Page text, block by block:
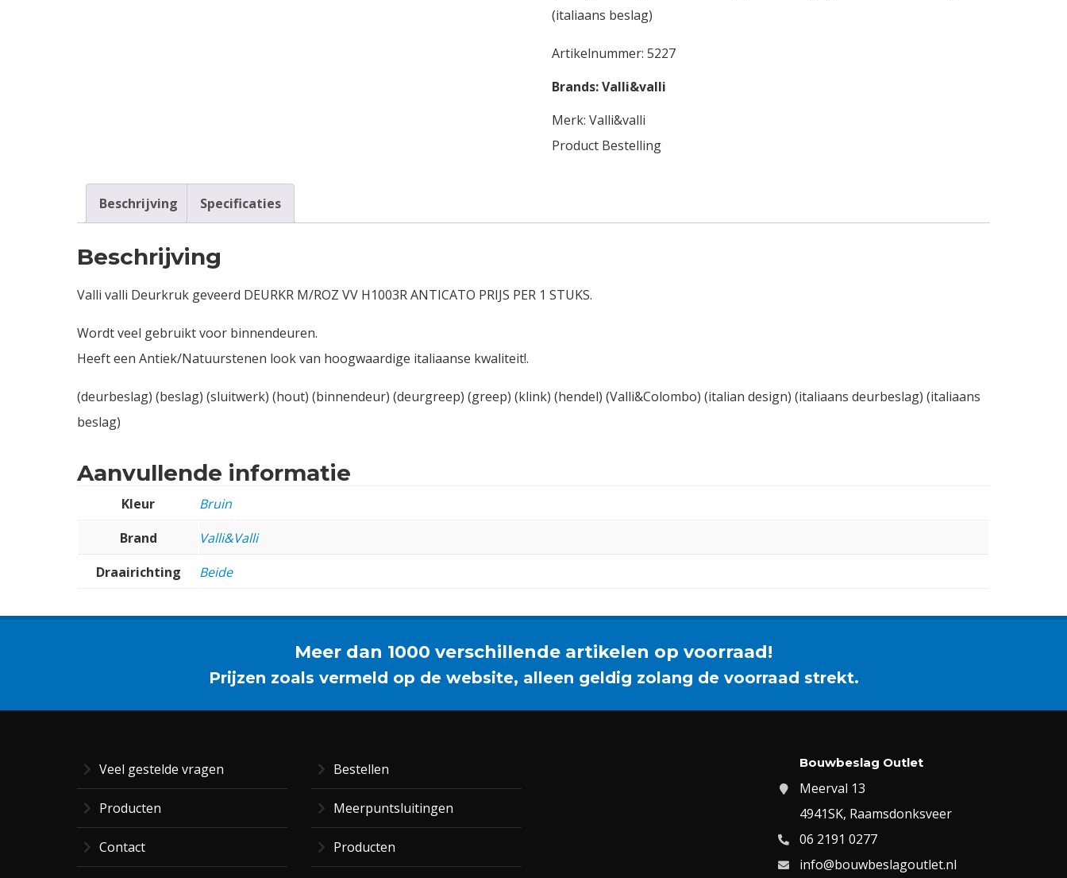
(italiaans beslag)
Artikelnummer: 5227
Brands:Valli&valli
Merk: Valli&valli
Product Bestelling
Beschrijving Specificaties
Beschrijving
Valli valli Deurkruk geveerd DEURKR M/ROZ VV H1003R ANTICATO PRIJS PER 1 STUKS.
Wordt veel gebruikt voor binnendeuren.
Heeft een Antiek/Natuurstenen look van hoogwaardige italiaanse kwaliteit!.
(deurbeslag) (beslag) (sluitwerk) (hout) (binnendeur) (deurgreep) (greep) (klink) (hendel) (Valli&Colombo) (italian design) (italiaans deurbeslag) (italiaans
beslag)
Aanvullende informatie
Kleur
Bruin
Brand
Valli&Valli
Draairichting
Beide
Meer dan 1000 verschillende artikelen op voorraad!
Prijzen zoals vermeld op de website, alleen geldig zolang de voorraad strekt.
Veel gestelde vragen
Producten
Contact
Bestellen
Meerpuntsluitingen
Producten
Bouwbeslag Outlet
Meerval 13
4941SK, Raamsdonksveer
06 2191 0277
info@bouwbeslagoutlet.nl